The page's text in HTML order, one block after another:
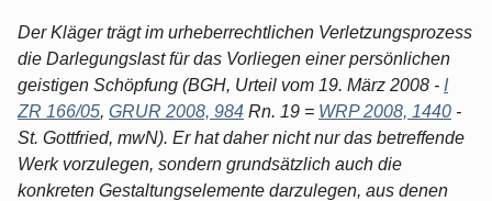
Der Kläger trägt im urheberrechtlichen Verletzungsprozess
die Darlegungslast für das Vorliegen einer persönlichen
geistigen Schöpfung (BGH, Urteil vom 19. März 2008 - I
ZR 166/05, GRUR 2008, 984 Rn. 19 = WRP 2008, 1440 -
St. Gottfried, mwN). Er hat daher nicht nur das betreffende
Werk vorzulegen, sondern grundsätzlich auch die
konkreten Gestaltungselemente darzulegen, aus denen